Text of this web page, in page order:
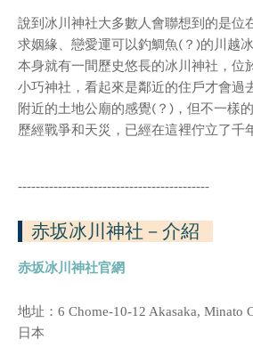
說到冰川神社大多數人會聯想到的是位
求姻緣、戀愛運可以釣鯛魚(？)的川越
本身就有一間歷史悠長的冰川神社，位
小巧神社，看起來是鄰近的住戶才會過
附近的土地公廟的感覺(？)，但不一樣
歷經戰爭和天災，已經在這裡佇立了千
-------------------------------------------
赤坂冰川神社 －介紹
赤坂冰川神社官網
地址： 6 Chome-10-12 Akasaka, Minato
日本